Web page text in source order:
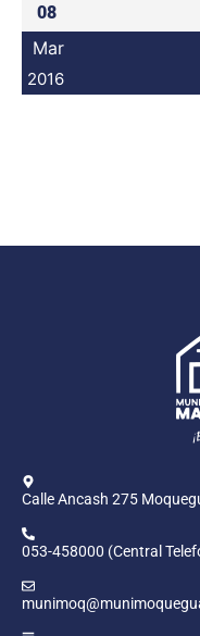
08
Mar
2016
Calle Ancash 275
053-458000 (Central